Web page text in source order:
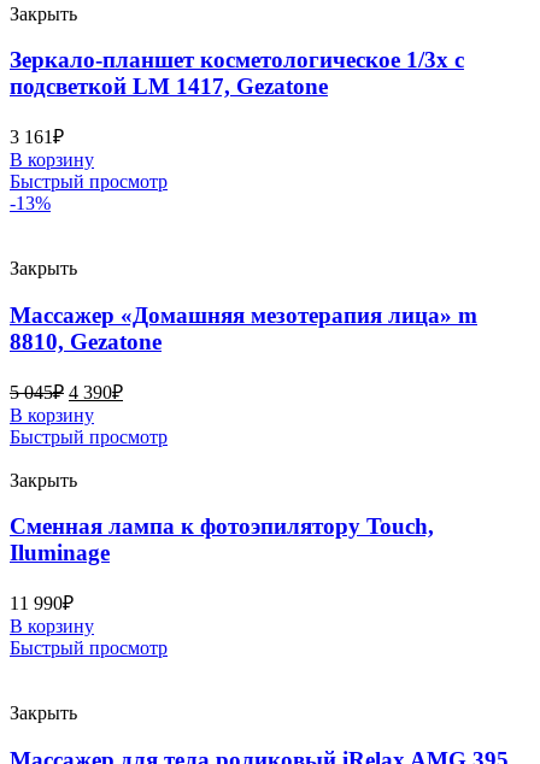
Закрыть
Зеркало-планшет косметологическое 1/3х с
подсветкой LM 1417, Gezatone
3 161₽
В корзину
Быстрый просмотр
-13%
Закрыть
Массажер «Домашняя мезотерапия лица» m
8810, Gezatone
5 045₽ 4 390₽
В корзину
Быстрый просмотр
Закрыть
Сменная лампа к фотоэпилятору Touch,
Iluminage
11 990₽
В корзину
Быстрый просмотр
Закрыть